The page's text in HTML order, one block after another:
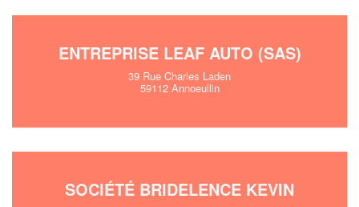
ENTREPRISE LEAF AUTO (SAS)
39 Rue Charles Laden
59112 Annoeullin
SOCIÉTÉ BRIDELENCE KEVIN